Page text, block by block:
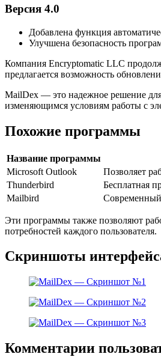
Версия 4.0
Добавлена функция
Улучшена безопасность
Компания Encryptomatic LLC
предлагается возможность
MailDex — это надежное решение для
изменяющимся условиям работы с
Похожие программы
Название программы
Microsoft Outlook
Позволяет
Thunderbird
Бесплатная
Mailbird
Эти программы также позволяют
потребностей каждого пользователя.
Скриншоты
Комментарии